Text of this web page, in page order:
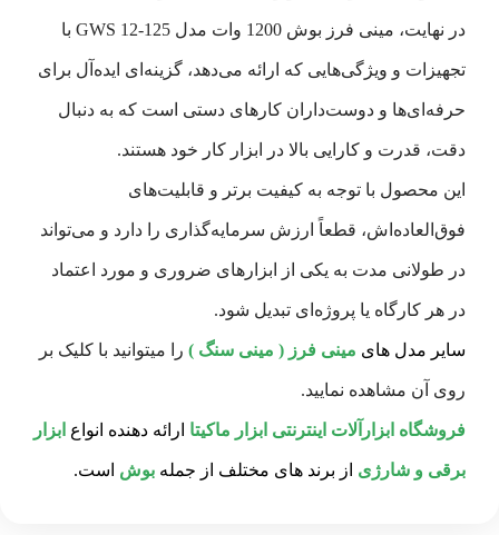
در نهایت، مینی فرز بوش 1200 وات مدل GWS 12-125 با
تجهیزات و ویژگی‌هایی که ارائه می‌دهد، گزینه‌ای ایده‌آل برای
حرفه‌ای‌ها و دوست‌داران کارهای دستی است که به دنبال
دقت، قدرت و کارایی بالا در ابزار کار خود هستند.
این محصول با توجه به کیفیت برتر و قابلیت‌های
فوق‌العاده‌اش، قطعاً ارزش سرمایه‌گذاری را دارد و می‌تواند
در طولانی مدت به یکی از ابزارهای ضروری و مورد اعتماد
در هر کارگاه یا پروژه‌ای تبدیل شود.
سایر مدل های مینی فرز ( مینی سنگ ) را میتوانید با کلیک بر
روی آن مشاهده نمایید.
فروشگاه ابزارآلات اینترنتی ابزار ماکیتا ارائه دهنده انواع ابزار
برقی و شارژی از برند های مختلف از جمله بوش است.